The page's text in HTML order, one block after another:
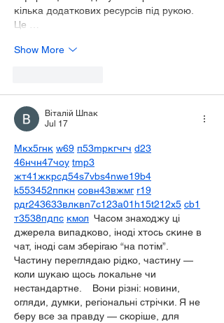
кілька додаткових ресурсів під рукою.
Це …
Show More
Віталій Шпак
Jul 17
Мкх5гнк w69 п53mpкгчгч d23
46нчн47чоу tmp3
жт41жкрсд54s7vbs4nwe19b4
k553452ппкн совн43вжмг r19
рдr243633влквn7c123a01h15t212x5 cb1
т3538пдпс кмол
  Часом знаходжу ці
джерела випадково, іноді хтось скине в
чат, іноді сам зберігаю “на потім”.
Частину переглядаю рідко, частину —
коли шукаю щось локальне чи
нестандартне.    Вони різні: новини,
огляди, думки, регіональні стрічки. Я не
беру все за правду — скоріше, для